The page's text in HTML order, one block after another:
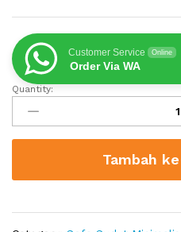
Customer Service Online
Order Via WA
Sofa
Sudut
Scandinavian
Kayu
quantity
Quantity:
Tambah